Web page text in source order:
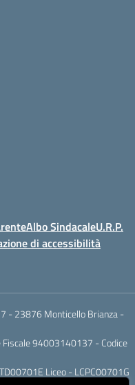
Albo SindacaleU.R.P.
di accessibilità
- 23876 Monticello Brianza -
94003140137 - Codice
Liceo - LCPC00701G